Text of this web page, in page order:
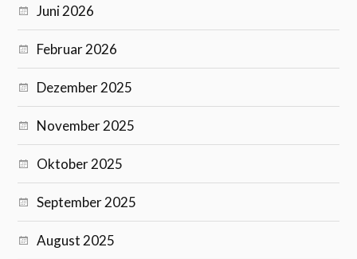
Juni 2026
Februar 2026
Dezember 2025
November 2025
Oktober 2025
September 2025
August 2025